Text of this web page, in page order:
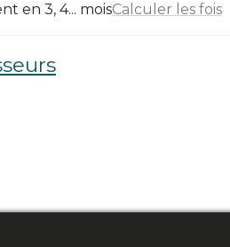
en 3, 4... moisCalculer les fois